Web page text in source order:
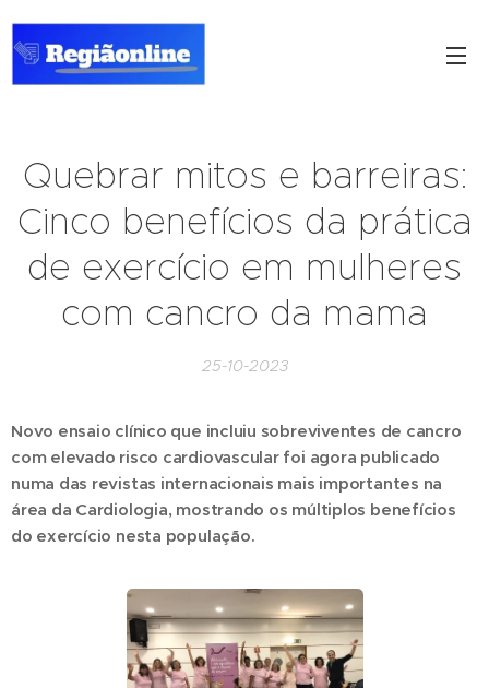
Quebrar mitos e barreiras:
Cinco benefícios da prática
de exercício em mulheres
com cancro da mama
25-10-2023
Novo ensaio clínico que incluiu sobreviventes de cancro
com elevado risco cardiovascular foi agora publicado
numa das revistas internacionais mais importantes na
área da Cardiologia, mostrando os múltiplos benefícios
do exercício nesta população.